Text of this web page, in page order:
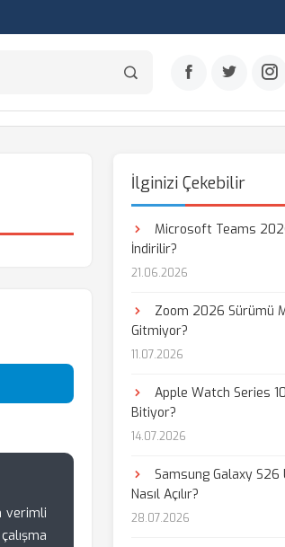
Paylaş
verimli
İlginizi Çekebilir
Microsoft Teams
İndirilir?
21.06.2026
Zoom 2026 Sürümü
Gitmiyor?
11.07.2026
Apple Watch Series
Bitiyor?
14.07.2026
Samsung Galaxy
Nasıl Açılır?
28.07.2026